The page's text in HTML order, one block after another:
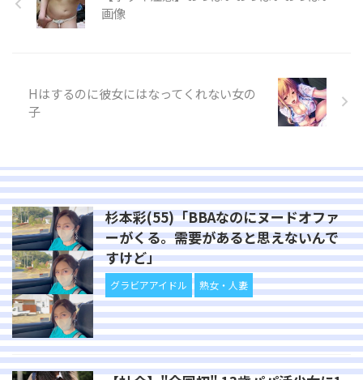
画像
Hはするのに彼女にはなってくれない女の
子
杉本彩(55)「BBAなのにヌードオファ
ーがくる。需要があると思えないんで
すけど」
グラビアアイドル 熟女・人妻